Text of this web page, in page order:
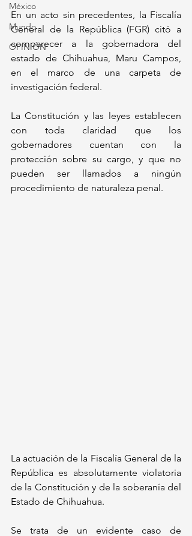
México
Mundo
OPINIÓN
En un acto sin precedentes, la Fiscalía
General de la República (FGR) citó a
comparecer a la gobernadora del
estado de Chihuahua, Maru Campos,
en el marco de una carpeta de
investigación federal.
La Constitución y las leyes establecen
con toda claridad que los
gobernadores cuentan con la
protección sobre su cargo, y que no
pueden ser llamados a ningún
procedimiento de naturaleza penal.
La actuación de la Fiscalía General de la
República es absolutamente violatoria
de la Constitución y de la soberanía del
Estado de Chihuahua.
Se trata de un evidente caso de